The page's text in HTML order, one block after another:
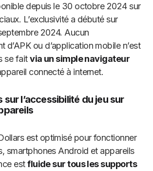
depuis le 30 octobre 2024 sur
L’exclusivité a débuté sur
2024. Aucun
d’APK ou d’application mobile n’est
se faitvia un simple navigateur
connecté à internet.
l’accessibilité du jeu sur
est optimisé pour fonctionner
smartphones Android et appareils
estfluide sur tous les supports